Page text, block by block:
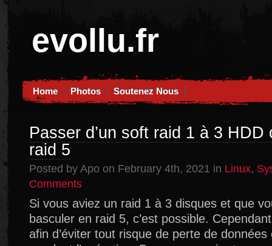
evollu.fr
Home Photos Soutenez Nous
Passer d’un soft raid 1 à 3
raid 5
Posted by Apo on February 4th, 2021 in Linux,
Comments
d’un
soft
1
Si vous aviez un raid 1 à 3 disques et que
basculer en raid 5, c’est possible.
afin d’éviter tout risque de perte de